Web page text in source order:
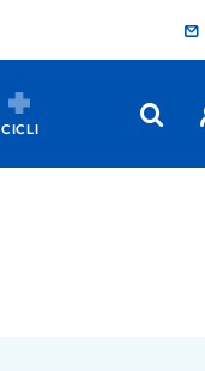
CICLI